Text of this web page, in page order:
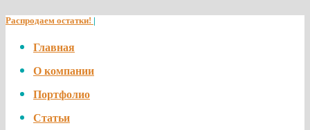
Распродаем остатки! |
Главная
О компании
Портфолио
Статьи